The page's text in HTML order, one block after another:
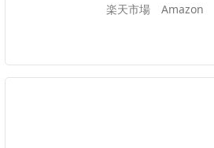
楽天市場 Amazon